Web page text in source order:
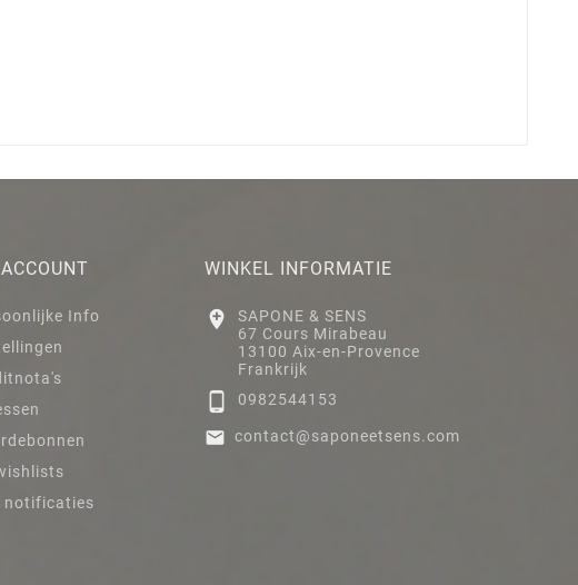
Info
notificaties
WINKEL INFORMATIE

SAPONE & SENS
67 Cours Mirabeau
13100 Aix-en-Provence
Frankrijk
 0982544153
 contact@saponeetsens.com